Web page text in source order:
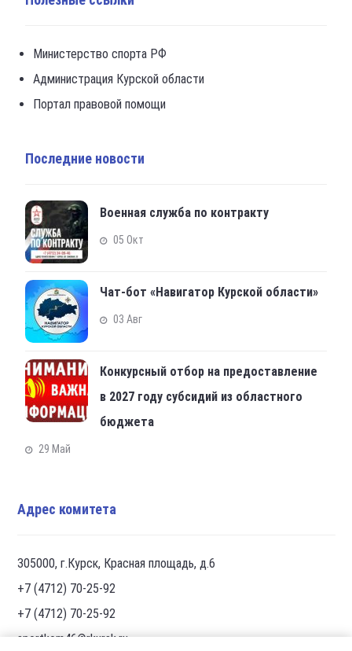
Министерство спорта РФ
Администрация Курской области
Портал правовой помощи
Последние новости
Военная служба по контракту
05 Окт
Чат-бот «Навигатор Курской области»
03 Авг
Конкурсный отбор на предоставление
в 2027 году субсидий из областного
бюджета
29 Май
Адрес комитета
305000, г.Курск, Красная площадь, д.6
+7 (4712) 70-25-92
+7 (4712) 70-25-92
sportkom46@rkursk.ru